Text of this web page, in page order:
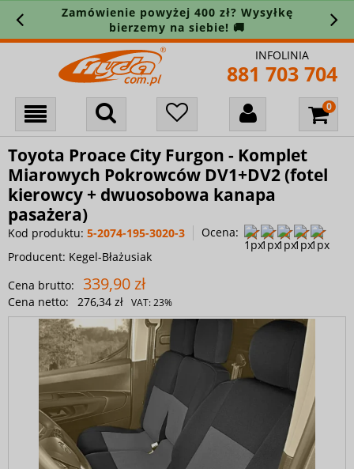
Zamówienie powyżej 400 zł? Wysyłkę
bierzemy na siebie! 🚚
INFOLINIA
881 703 704
Toyota Proace City Furgon - Komplet
Miarowych Pokrowców DV1+DV2 (fotel
kierowcy + dwuosobowa kanapa
pasażera)
Kod produktu: 5-2074-195-3020-3
Ocena:
Producent: Kegel-Błażusiak
Cena brutto:
339,90 zł
Cena netto: 276,34 zł VAT:23%